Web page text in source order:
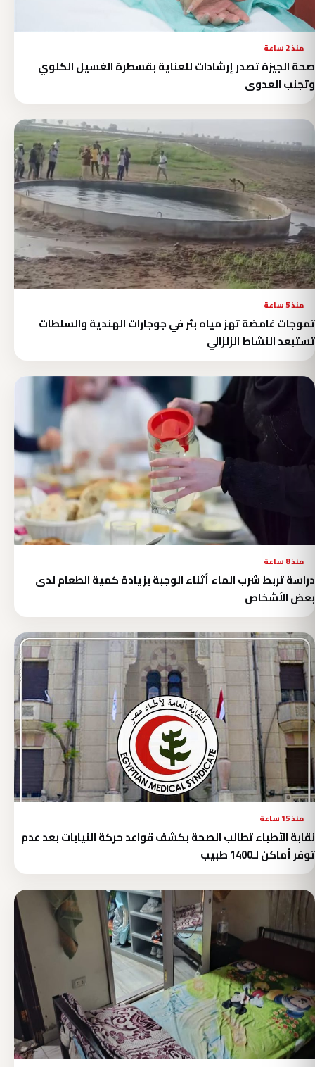
منذ 2 ساعة
صحة الجيزة تصدر إرشادات للعناية بقسطرة الغسيل الكلوي
وتجنب العدوى
منذ 5 ساعة
تموجات غامضة تهز مياه بئر في جوجارات الهندية والسلطات
تستبعد النشاط الزلزالي
منذ 8 ساعة
دراسة تربط شرب الماء أثناء الوجبة بزيادة كمية الطعام لدى
بعض الأشخاص
منذ 15 ساعة
نقابة الأطباء تطالب الصحة بكشف قواعد حركة النيابات بعد عدم
توفر أماكن لـ1400 طبيب